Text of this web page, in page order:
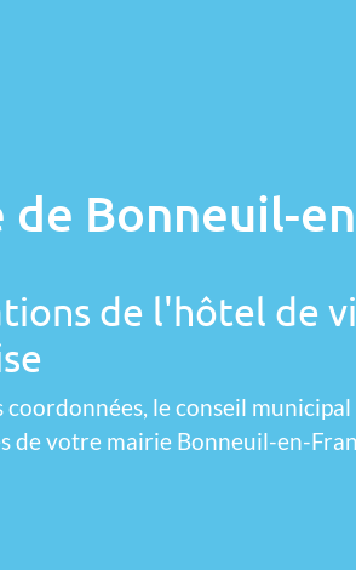
de Bonneuil-
de l'hôtel de
coordonnées, le conseil
de votre mairie Bonneuil-en-